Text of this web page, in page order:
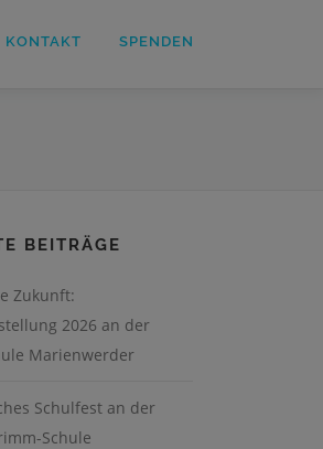
KONTAKT SPENDEN
BEITRÄGE
Zukunft:
2026 an der
Marienwerder
Schulfest an der
Schule